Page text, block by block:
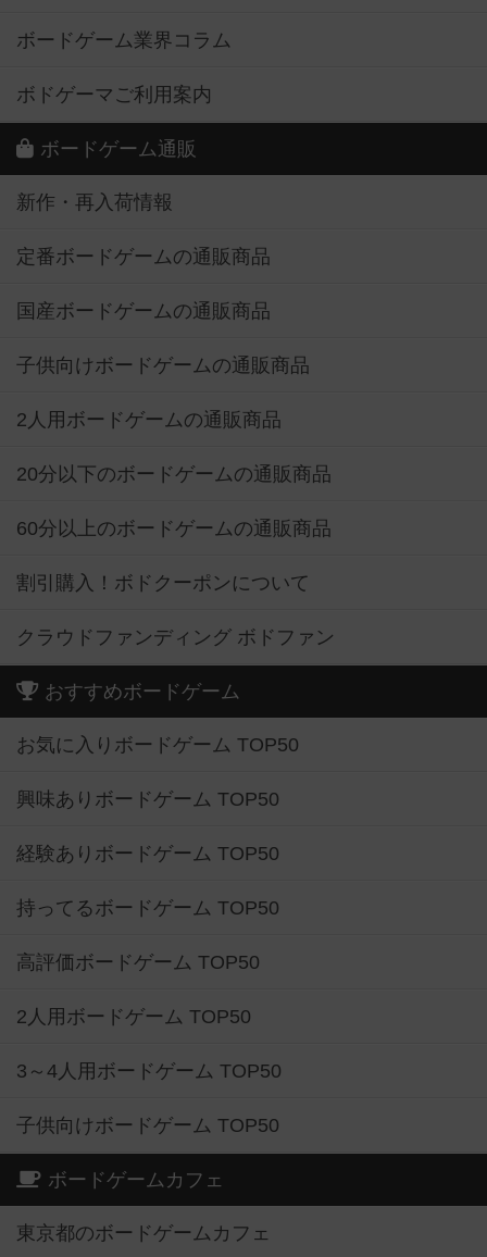
ボードゲーム業界コラム
ボドゲーマご利用案内
ボードゲーム通販
新作・再入荷情報
定番ボードゲームの通販商品
国産ボードゲームの通販商品
子供向けボードゲームの通販商品
2人用ボードゲームの通販商品
20分以下のボードゲームの通販商品
60分以上のボードゲームの通販商品
割引購入！ボドクーポンについて
クラウドファンディング ボドファン
おすすめボードゲーム
お気に入りボードゲーム TOP50
興味ありボードゲーム TOP50
経験ありボードゲーム TOP50
持ってるボードゲーム TOP50
高評価ボードゲーム TOP50
2人用ボードゲーム TOP50
3～4人用ボードゲーム TOP50
子供向けボードゲーム TOP50
ボードゲームカフェ
東京都のボードゲームカフェ